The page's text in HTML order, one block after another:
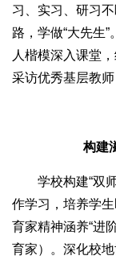
习、实习、研习
路，学做“大先生
人楷模深入课堂，
采访优秀基层教
构建
学校构建“双
作学习，培养学
育家精神涵养“
育家）。深化校